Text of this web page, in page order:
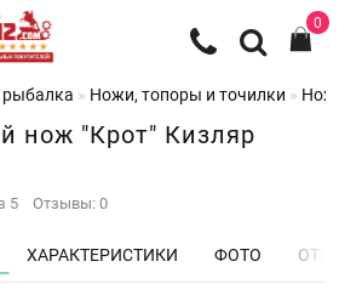
0
рыбалка Ножи, топоры и точилки Ножи
нож "Крот" Кизляр
5 Отзывы: 0
ХАРАКТЕРИСТИКИ ФОТО